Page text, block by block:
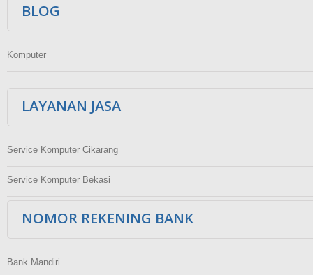
BLOG
Komputer
LAYANAN JASA
Service Komputer Cikarang
Service Komputer Bekasi
NOMOR REKENING BANK
Bank Mandiri